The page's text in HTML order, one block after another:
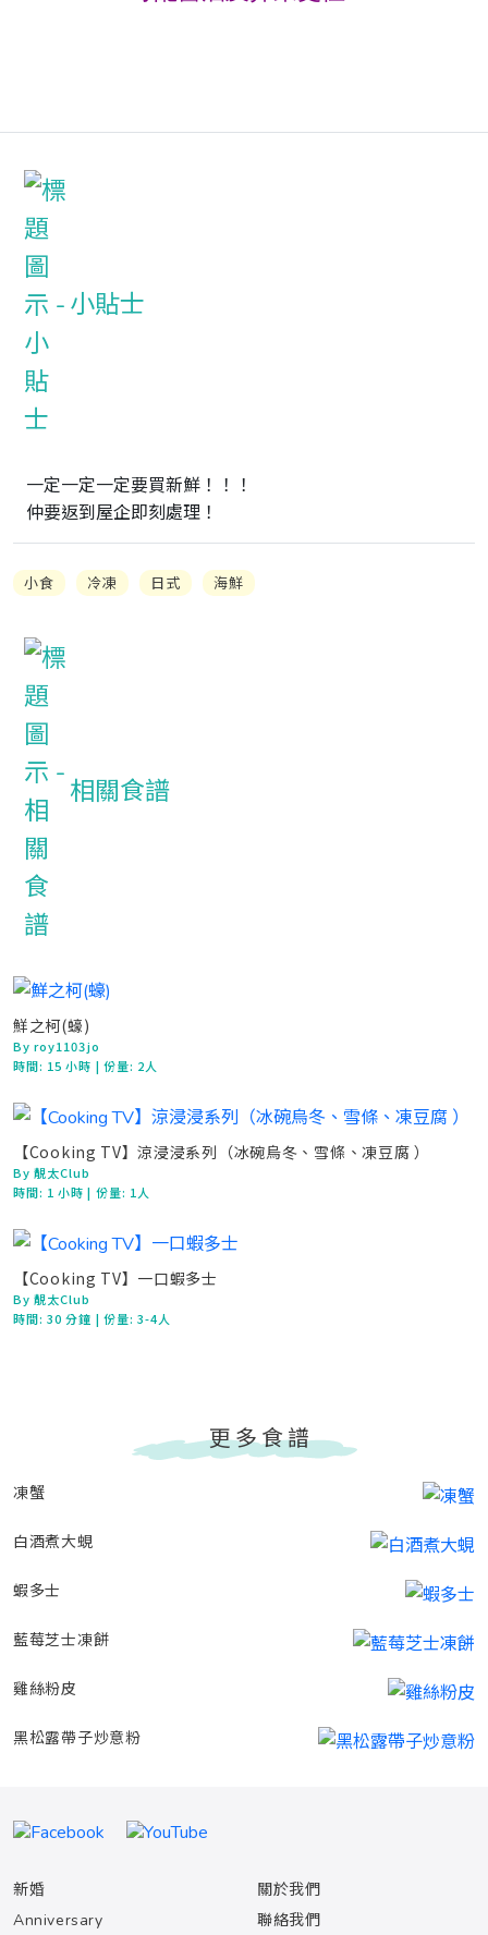
小貼士
一定一定一定要買新鮮！！！
仲要返到屋企即刻處理！
小食 冷凍 日式 海鮮
相關食譜
鮮之柯(蠔)
By roy1103jo
時間: 15 小時 | 份量: 2人
【Cooking TV】涼浸浸系列（冰碗烏冬、雪條、凍豆腐 ）
By 靚太Club
時間: 1 小時| 份量: 1人
【Cooking TV】一口蝦多士
By 靚太Club
時間:30 分鐘 | 份量: 3-4人
更多食譜
凍蟹
白酒煮大蜆
蝦多士
藍莓芝士凍餅
雞絲粉皮
黑松露帶子炒意粉
新婚
Anniversary
關於我們
聯絡我們